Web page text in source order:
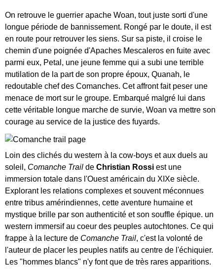
On retrouve le guerrier apache Woan, tout juste sorti d'une
longue période de bannissement. Rongé par le doute, il est
en route pour retrouver les siens. Sur sa piste, il croise le
chemin d'une poignée d'Apaches Mescaleros en fuite avec
parmi eux, Petal, une jeune femme qui a subi une terrible
mutilation de la part de son propre époux, Quanah, le
redoutable chef des Comanches. Cet affront fait peser une
menace de mort sur le groupe. Embarqué malgré lui dans
cette véritable longue marche de survie, Woan va mettre son
courage au service de la justice des fuyards.
Loin des clichés du western à la cow-boys et aux duels au
soleil, Comanche Trail de Christian Rossi est une
immersion totale dans l'Ouest américain du XIXe siècle.
Explorant les relations complexes et souvent méconnues
entre tribus amérindiennes, cette aventure humaine et
mystique brille par son authenticité et son souffle épique. un
western immersif au coeur des peuples autochtones. Ce qui
frappe à la lecture de Comanche Trail, c'est la volonté de
l'auteur de placer les peuples natifs au centre de l'échiquier.
Les "hommes blancs" n'y font que de très rares apparitions.